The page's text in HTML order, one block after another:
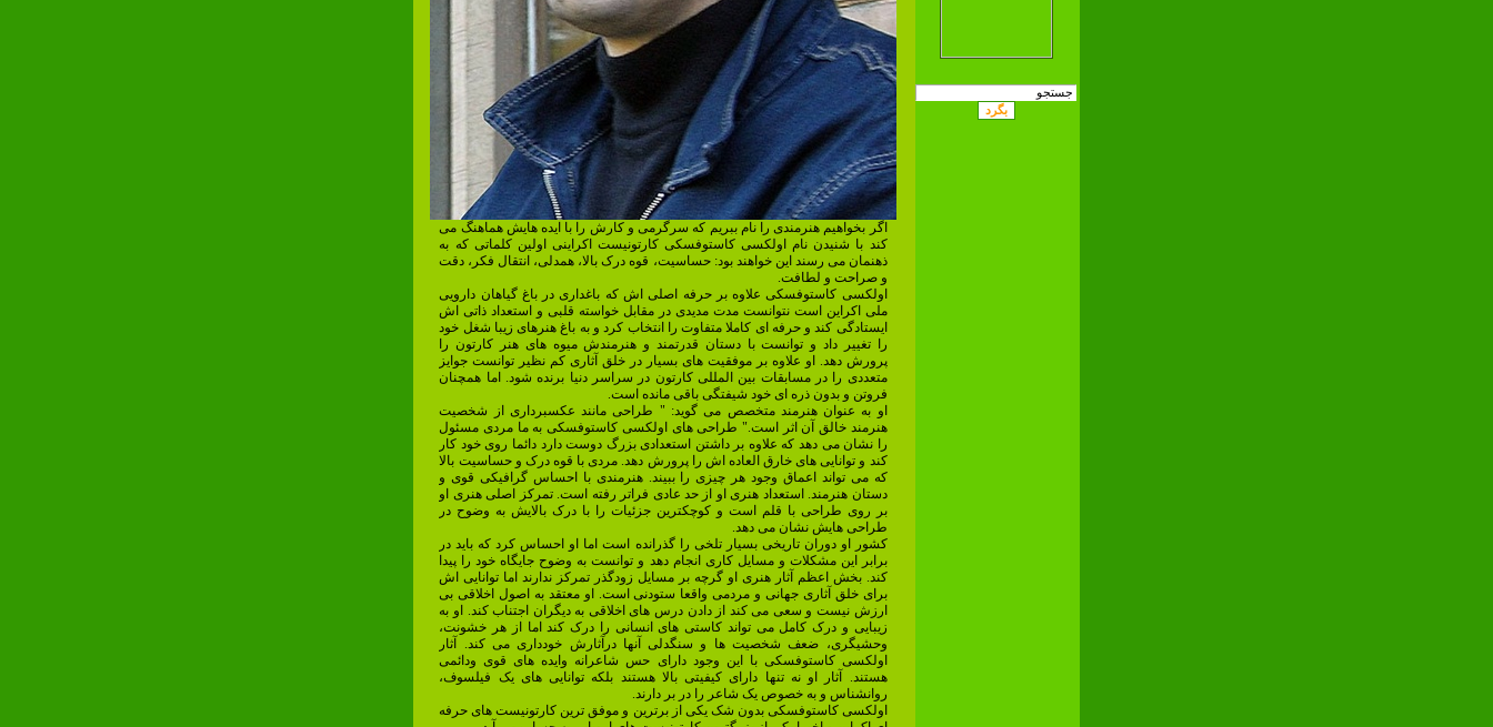
اگر بخواهیم هنرمندی را نام ببریم که سرگرمی و کارش را با ایده هایش هماهنگ می
کند با شنیدن نام اولکسی کاستوفسکی کارتونیست اکراینی اولین کلماتی که به
ذهنمان می رسند این خواهند بود: حساسیت، قوه درک بالا، همدلی، انتقال فکر، دقت
و صراحت و لطافت.
اولکسی کاستوفسکی علاوه بر حرفه اصلی اش که باغداری در باغ گیاهان دارویی
ملی اکراین است نتوانست مدت مدیدی در مقابل خواسته قلبی و استعداد ذاتی اش
ایستادگی کند و حرفه ای کاملا متفاوت را انتخاب کرد و به باغ هنرهای زیبا شغل خود
را تغییر داد و توانست با دستان قدرتمند و هنرمندش میوه های هنر کارتون را
پرورش دهد. او علاوه بر موفقیت های بسیار در خلق آثاری کم نظیر توانست جوایز
متعددی را در مسابقات بین المللی کارتون در سراسر دنیا برنده شود. اما همچنان
فروتن و بدون ذره ای خود شیفتگی باقی مانده است.
او به عنوان هنرمند متخصص می گوید: " طراحی مانند عکسبرداری از شخصیت
هنرمند خالق آن اثر است." طراحی های اولکسی کاستوفسکی به ما مردی مسئول
را نشان می دهد که علاوه بر داشتن استعدادی بزرگ دوست دارد دائما روی خود کار
کند و توانایی های خارق العاده اش را پرورش دهد. مردی با قوه درک و حساسیت بالا
که می تواند اعماق وجود هر چیزی را ببیند. هنرمندی با احساس گرافیکی قوی و
دستان هنرمند. استعداد هنری او از حد عادی فراتر رفته است. تمرکز اصلی هنری او
بر روی طراحی با قلم است و کوچکترین جزئیات را با درک بالایش به وضوح در
طراحی هایش نشان می دهد.
کشور او دوران تاریخی بسیار تلخی را گذرانده است اما او احساس کرد که باید در
برابر این مشکلات و مسایل کاری انجام دهد و توانست به وضوح جایگاه خود را پیدا
کند. بخش اعظم آثار هنری او گرچه بر مسایل زودگذر تمرکز ندارند اما توانایی اش
برای خلق آثاری جهانی و مردمی واقعا ستودنی است. او معتقد به اصول اخلاقی بی
ارزش نیست و سعی می کند از دادن درس های اخلاقی به دیگران اجتناب کند. او به
زیبایی و درک کامل می تواند کاستی های انسانی را درک کند اما از هر خشونت،
وحشیگری، ضعف شخصیت ها و سنگدلی آنها درآثارش خودداری می کند. آثار
اولکسی کاستوفسکی با این وجود دارای حس شاعرانه وایده های قوی ودائمی
هستند. آثار او نه تنها دارای کیفیتی بالا هستند بلکه توانایی های یک فیلسوف،
روانشناس و به خصوص یک شاعر را در بر دارند.
اولکسی کاستوفسکی بدون شک یکی از برترین و موفق ترین کارتونیست های حرفه